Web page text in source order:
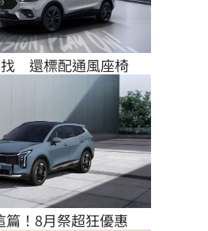
　還標配通風座椅
！8月祭超狂優惠